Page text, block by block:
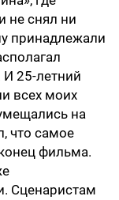
не снял ни
принадлежали
И 25-летний
всех моих
на
что самое
фильма.
Сценаристам